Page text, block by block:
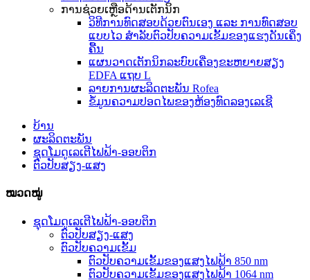
ການຊ່ວຍເຫຼືອດ້ານເຕັກນິກ
ວິທີການທົດສອບດ້ວຍຕົນເອງ ແລະ ການທົດສອບ
ແບບໄວ ສຳລັບຕົວປັບຄວາມເຂັ້ມຂອງແຮງດັນເຄິ່ງ
ຄື້ນ
ແຜນວາດເຕັກນິກລະບົບເຄື່ອງຂະຫຍາຍສຽງ
EDFA ແຖບ L
ລາຍການຜະລິດຕະພັນ Rofea
ຂໍ້ມູນຄວາມປອດໄພຂອງຫ້ອງທົດລອງເລເຊີ
ບ້ານ
ຜະລິດຕະພັນ
ຊຸດໂມດູເລເຕີໄຟຟ້າ-ອອບຕິກ
ຕົວປັບສຽງ-ແສງ
ໝວດໝູ່
ຊຸດໂມດູເລເຕີໄຟຟ້າ-ອອບຕິກ
ຕົວປັບສຽງ-ແສງ
ຕົວປັບຄວາມເຂັ້ມ
ຕົວປັບຄວາມເຂັ້ມຂອງແສງໄຟຟ້າ 850 nm
ຕົວປັບຄວາມເຂັ້ມຂອງແສງໄຟຟ້າ 1064 nm